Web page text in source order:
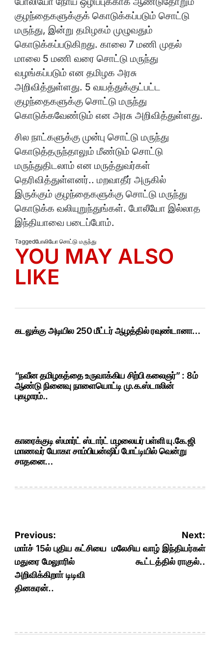
குழந்தைகளுக்குக் கொடுக்கப்படும் சொட்டு
மருந்து, இன்று தமிழகம் முழுவதும்
கொடுக்கப்படுகிறது. காலை 7 மணி முதல்
மாலை 5 மணி வரை சொட்டு மருந்து
வழங்கப்படும் என தமிழக அரசு
அறிவித்துள்ளது. 5 வயத்துக்குட்பட்ட
குழந்தைகளுக்கு சொட்டு மருந்து
கொடுக்கவேண்டும் என அரசு அறிவித்துள்ளது.
சில நாட்களுக்கு முன்பு சொட்டு மருந்து
கொடுத்தருந்தாலும் மீண்டும் சொட்டு
மருந்துதிடலாம் என மருத்துவர்கள்
தெரிவித்துள்ளனர்.. மறவாதீர் அருகில்
இருக்கும் குழந்தைகளுக்கு சொட்டு மருந்து
கொடுக்க வலியுறுந்துங்கள். போலீயோ இல்லாத
இந்தியாவை படைப்போம்.
Taggedபோலியோ சொட்டு மருந்து
YOU MAY ALSO
LIKE
கடலுக்கு அடியில 250 மீட்டர் ஆழத்தில் ரவுண்டானா…
“நவீன தமிழகத்தை உருவாக்கிய சிற்பி கலைஞர்” : 8ம்
ஆண்டு நினைவு நாளையொட்டி மு.க.ஸ்டாலின்
புகழாரம்..
காரைக்குடி ஸ்மார்ட் ஸ்டார்ட் மழலையர் பள்ளி யு.கே.ஜி
மாணவர் யோகா சாம்பியன்ஷிப் போட்டியில் வென்று
சாதனை…
Post
navigation
Previous:
மாா்ச் 15ல் புதிய கட்சியை
மதுரை மேலுாரில்
அறிவிக்கிறாா் டிடிவி
தினகரன்..
Next:
மலேசிய வாழ் இந்தியர்கள்
கூட்டத்தில் ராகுல்..